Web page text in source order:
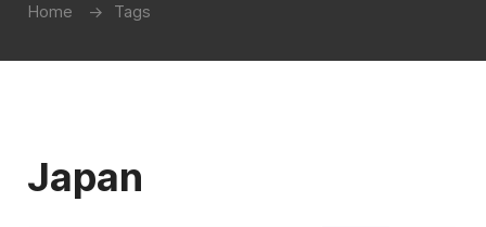
Home Tags
Japan